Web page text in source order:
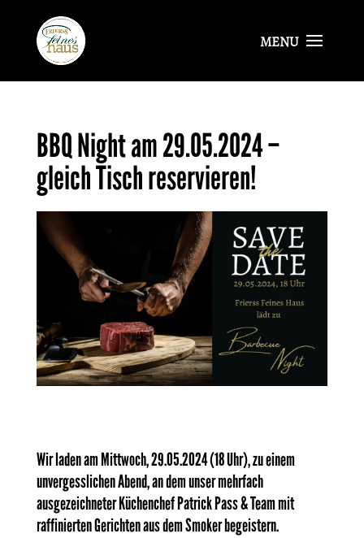
BBQ Night am 29.05.2024 –
gleich Tisch reservieren!
Wir laden am Mittwoch, 29.05.2024 (18 Uhr), zu einem
unvergesslichen Abend, an dem unser mehrfach
ausgezeichneter Küchenchef Patrick Pass & Team mit
raffinierten Gerichten aus dem Smoker begeistern.